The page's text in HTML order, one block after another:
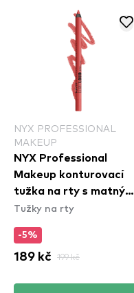
NYX PROFESSIONAL
MAKEUP
NYX Professional
Makeup konturovací
tužka na rty s matným
efektem - Line Loud
Rebel Red (LLLP11)
Tužky na rty
-5%
189 kč 199 kč